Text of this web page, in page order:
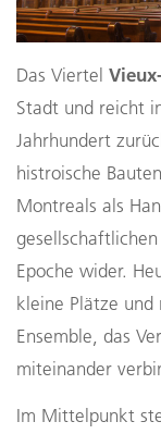
Das Viertel
Stadt und reicht
Jahrhundert
histroische
Montreals als
Epoche wider.
kleine Plätze
Ensemble, das
miteinander
Im Mittelpunkt